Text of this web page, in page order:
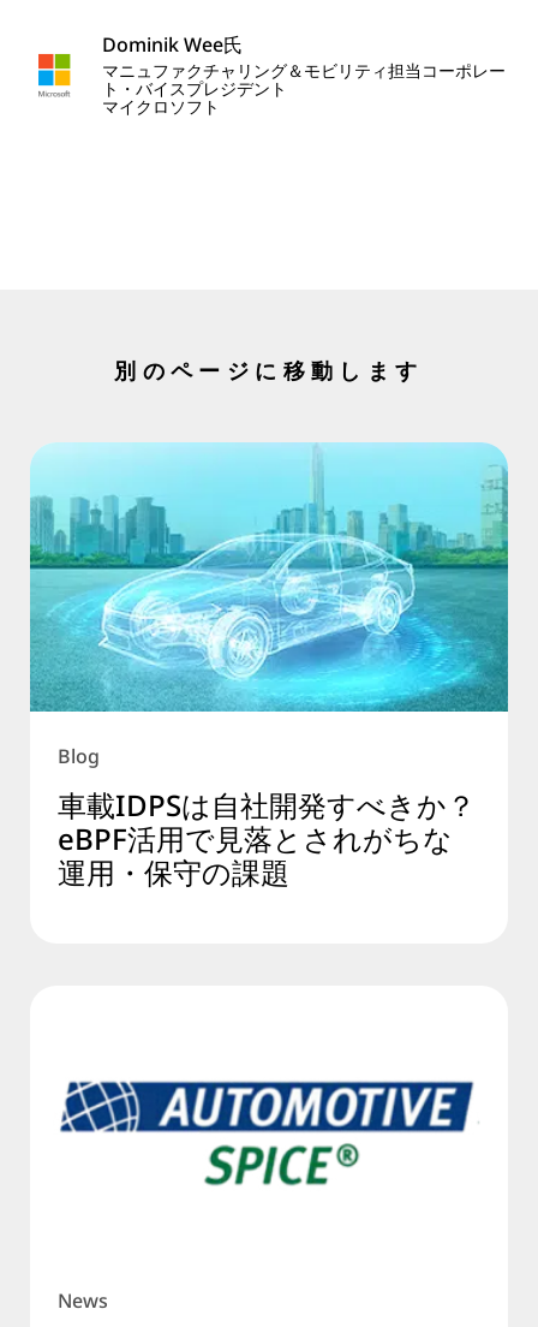
Dominik Wee氏
マニュファクチャリング＆モビリティ担当コーポレー
ト・バイスプレジデント
マイクロソフト
別のページに移動します
Blog
車載IDPSは自社開発すべきか？
eBPF活用で見落とされがちな
運用・保守の課題
News